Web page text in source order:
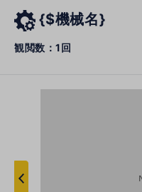
{$機械名}
観閲数：1回